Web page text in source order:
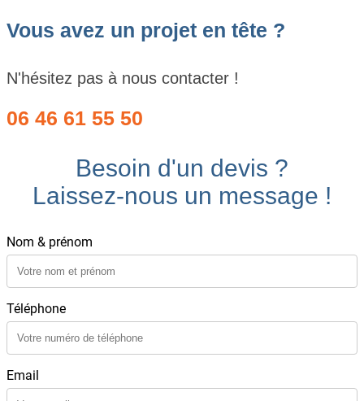
Vous avez un projet en tête ?
N'hésitez pas à nous contacter !
06 46 61 55 50
Besoin d'un devis ?
Laissez-nous un message !
Nom & prénom
Téléphone
Email